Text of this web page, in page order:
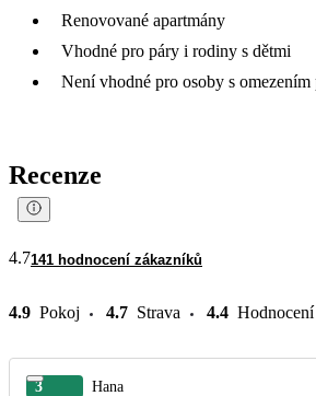
Renovované apartmány
Vhodné pro páry i rodiny s dětmi
Není vhodné pro osoby s omezením
Recenze
4.7141 hodnocení zákazníků
4.9 Pokoj 4.7 Strava 4.4 Hodnocení
3 Hana